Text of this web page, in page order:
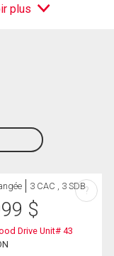
plus
3 CAC , 3 SDB
$
Drive Unit# 43
?